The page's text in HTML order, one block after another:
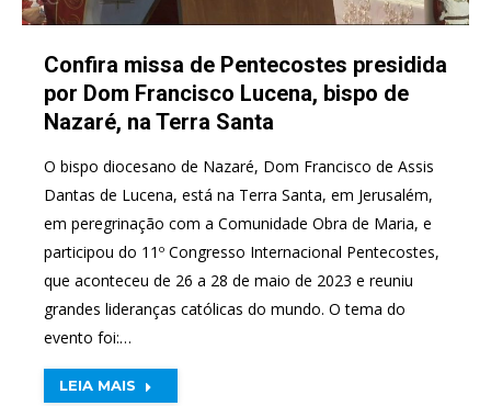
Confira missa de Pentecostes presidida
por Dom Francisco Lucena, bispo de
Nazaré, na Terra Santa
O bispo diocesano de Nazaré, Dom Francisco de Assis
Dantas de Lucena, está na Terra Santa, em Jerusalém,
em peregrinação com a Comunidade Obra de Maria, e
participou do 11º Congresso Internacional Pentecostes,
que aconteceu de 26 a 28 de maio de 2023 e reuniu
grandes lideranças católicas do mundo. O tema do
evento foi:…
LEIA MAIS